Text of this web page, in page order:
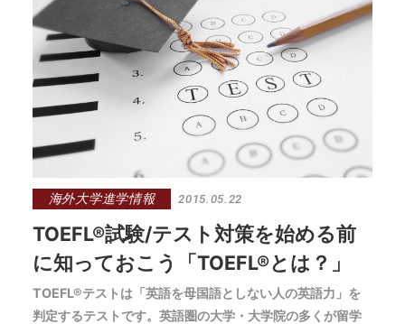
海外大学進学情報 2015.05.22
TOEFL®試験/テスト対策を始める前
に知っておこう「TOEFL®とは？」
TOEFL®テストは「英語を母国語としない人の英語力」を
判定するテストです。英語圏の大学・大学院の多くが留学